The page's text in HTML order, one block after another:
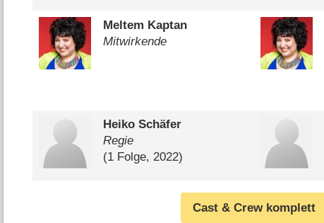
Meltem Kaptan
Mitwirkende
Heiko Schäfer
Regie
(1 Folge, 2022)
Cast & Crew komplett